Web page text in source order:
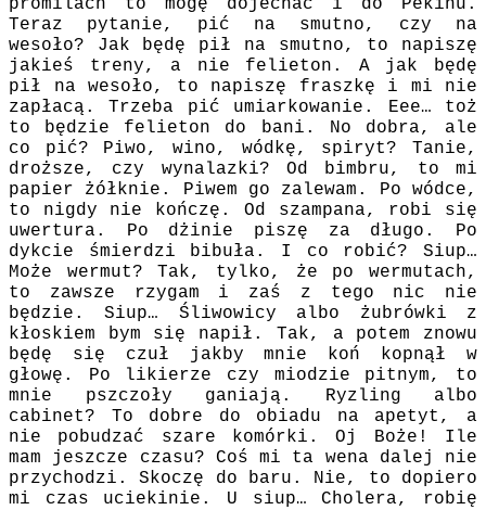
promilach to mogę dojechać i do Pekinu.
Teraz pytanie, pić na smutno, czy na
wesoło? Jak będę pił na smutno, to napiszę
jakieś treny, a nie felieton. A jak będę
pił na wesoło, to napiszę fraszkę i mi nie
zapłacą. Trzeba pić umiarkowanie. Eee… toż
to będzie felieton do bani. No dobra, ale
co pić? Piwo, wino, wódkę, spiryt? Tanie,
droższe, czy wynalazki? Od bimbru, to mi
papier żółknie. Piwem go zalewam. Po wódce,
to nigdy nie kończę. Od szampana, robi się
uwertura. Po dżinie piszę za długo. Po
dykcie śmierdzi bibuła. I co robić? Siup…
Może wermut? Tak, tylko, że po wermutach,
to zawsze rzygam i zaś z tego nic nie
będzie. Siup… Śliwowicy albo żubrówki z
kłoskiem bym się napił. Tak, a potem znowu
będę się czuł jakby mnie koń kopnął w
głowę. Po likierze czy miodzie pitnym, to
mnie pszczoły ganiają. Ryzling albo
cabinet? To dobre do obiadu na apetyt, a
nie pobudzać szare komórki. Oj Boże! Ile
mam jeszcze czasu? Coś mi ta wena dalej nie
przychodzi. Skoczę do baru. Nie, to dopiero
mi czas uciekinie. U siup… Cholera, robię